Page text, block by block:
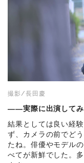
撮影/長田慶
――実際に出演してみ
結果としては良い経
ず、カメラの前でど
たね。俳優やモデル
べてが新鮮でした。